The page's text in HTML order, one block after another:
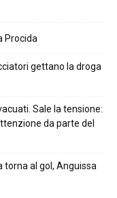
Procida
gettano la droga
Sale la tensione:
da parte del
torna al gol, Anguissa